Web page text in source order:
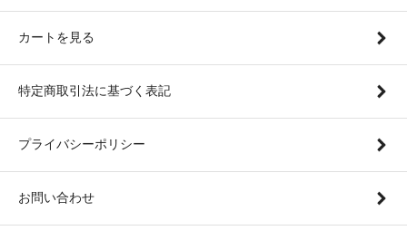
カートを見る
特定商取引法に基づく表記
プライバシーポリシー
お問い合わせ